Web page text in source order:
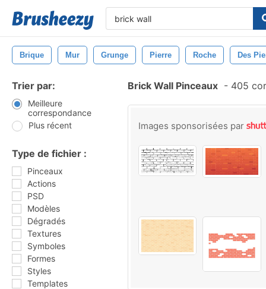
Brique Mur Grunge Pierre Roche Des
Trier par:
Meilleure
correspondance
Plus récent
Type de fichier :
Pinceaux
Actions
PSD
Modèles
Dégradés
Textures
Symboles
Formes
Styles
Templates
Brick Wall Pinceaux - 405
Images sponsorisées par